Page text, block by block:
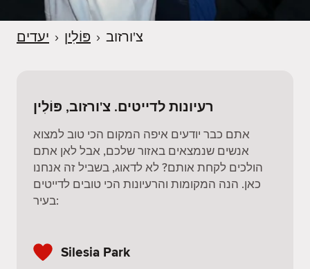
יעדים › פּוֹלִין › צ'ורזוב
רעיונות לדייטים. צ'ורזוב, פּוֹלִין
אתם כבר יודעים איפה המקום הכי טוב למצוא
אנשים שנמצאים באזור שלכם, אבל לאן אתם
הולכים לקחת אותם? לא לדאוג, בשביל זה אנחנו
כאן. הנה המקומות והרעיונות הכי טובים לדייטים
בעיר:
Silesia Park